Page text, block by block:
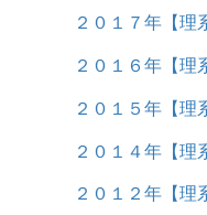
２０１７年【理
２０１６年【理
２０１５年【理
２０１４年【理
２０１２年【理